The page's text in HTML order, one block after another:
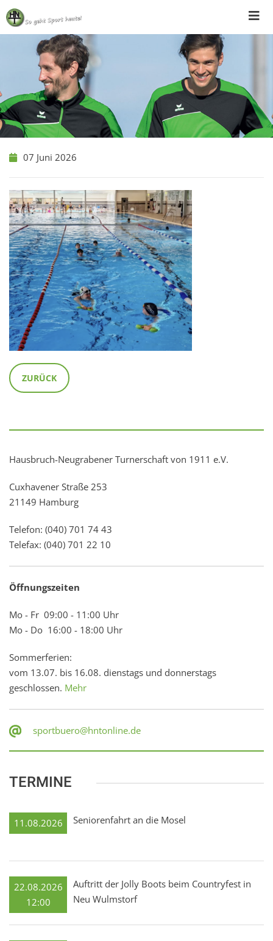
Skip
to
content
07 Juni 2026
ZURÜCK
Hausbruch-Neugrabener Turnerschaft von 1911 e.V.
Cuxhavener Straße 253
21149 Hamburg
Telefon: (040) 701 74 43
Telefax: (040) 701 22 10
Öffnungszeiten
Mo - Fr 09:00 - 11:00 Uhr
Mo - Do 16:00 - 18:00 Uhr
Sommerferien:
vom 13.07. bis 16.08. dienstags und donnerstags
geschlossen. Mehr
sportbuero@hntonline.de
TERMINE
11.08.2026 Seniorenfahrt an die Mosel
22.08.2026
12:00
Auftritt der Jolly Boots beim Countryfest in
Neu Wulmstorf